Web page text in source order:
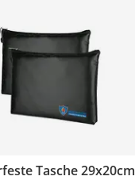
Tasche 29x20cm